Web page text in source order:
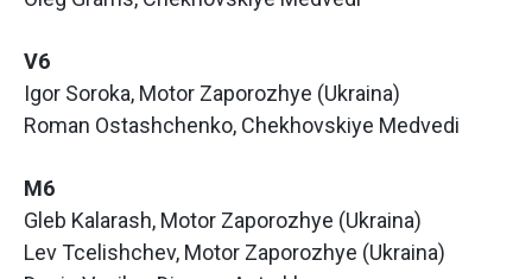
V6
Igor Soroka, Motor Zaporozhye (Ukraina)
Roman Ostashchenko, Chekhovskiye Medvedi
M6
Gleb Kalarash, Motor Zaporozhye (Ukraina)
Lev Tcelishchev, Motor Zaporozhye (Ukraina)